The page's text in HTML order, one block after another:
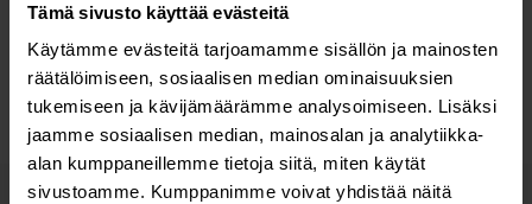
Tämä sivusto käyttää evästeitä
Käytämme evästeitä tarjoamamme sisällön ja mainosten
räätälöimiseen, sosiaalisen median ominaisuuksien
tukemiseen ja kävijämäärämme analysoimiseen. Lisäksi
jaamme sosiaalisen median, mainosalan ja analytiikka-
alan kumppaneillemme tietoja siitä, miten käytät
sivustoamme. Kumppanimme voivat yhdistää näitä
– 4 pieces M6 22mm
– 8 pieces M6 25mm
– 4 pieces M6 30mm